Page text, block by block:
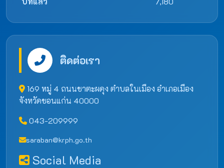
ติดต่อเรา
169 หมู่ 4 ถนนชาตะผดุง ตำบลในเมือง อำเภอเมือง
จังหวัดขอนแก่น 40000
043-209999
saraban@krph.go.th
Social Media